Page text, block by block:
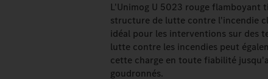
L'Unimog U 5023 rouge flamboyant
structure de lutte contre l'incendie
idéal pour les interventions sur des
lutte contre les incendies peut
cette charge en toute fiabilité
goudronnés.